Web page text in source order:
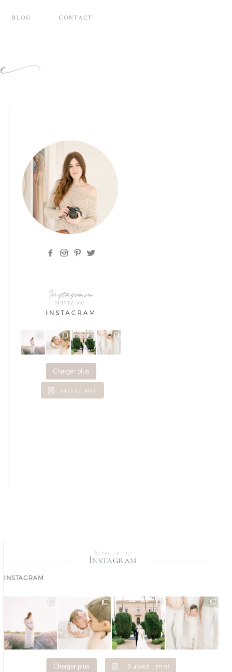
BLOG CONTACT
Instagram
SUIVEZ MOI
INSTAGRAM
Charger plus
suivez moi
Instagram
Suivez moi sur
INSTAGRAM
Charger plus Suivez moi